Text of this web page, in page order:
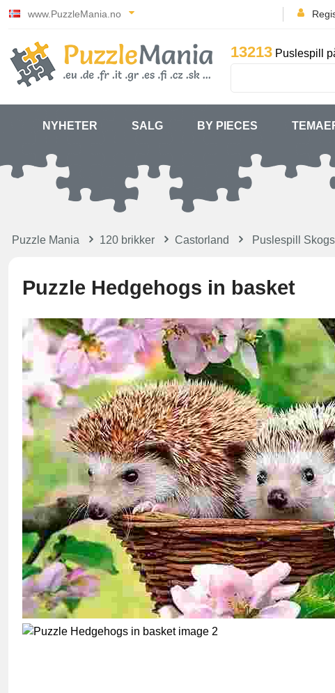
www.PuzzleMania.no
13213 Puslespill
NYHETER SALG BY PIECES
Puzzle Mania 120 brikker Castorland Puslespill
Puzzle Hedgehogs in basket